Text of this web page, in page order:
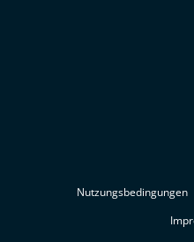
Nutzungsbedingungen